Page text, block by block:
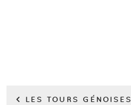
< LES TOURS GÉNOISES